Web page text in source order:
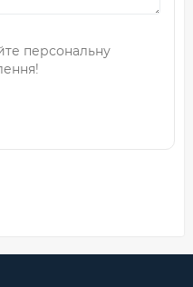
персональну